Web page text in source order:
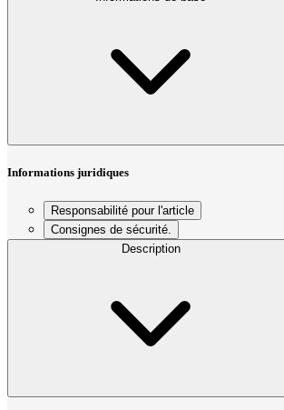
Informations juridiques
Responsabilité pour l'article
Consignes de sécurité.
Description